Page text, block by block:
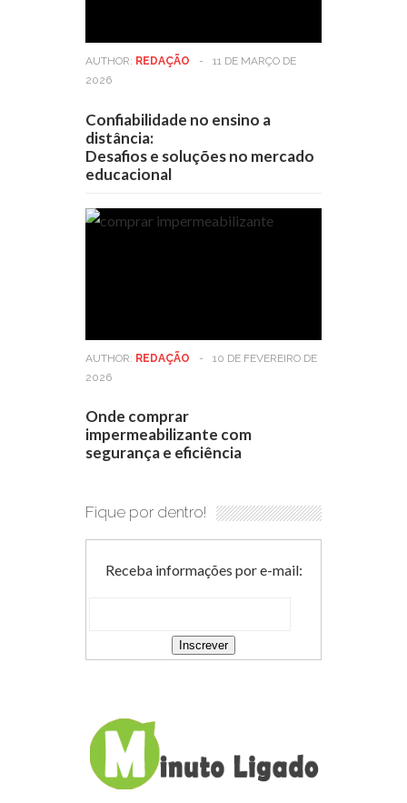
AUTHOR: REDAÇÃO -
11 DE MARÇO DE
2026
Confiabilidade no ensino a
distância:
Desafios e soluções no mercado
educacional
AUTHOR: REDAÇÃO -
10 DE FEVEREIRO DE
2026
Onde comprar
impermeabilizante com
segurança e eficiência
Fique por dentro!
Receba informações por e-mail: